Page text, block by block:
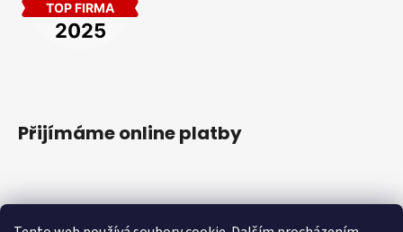
Přijímáme online platby